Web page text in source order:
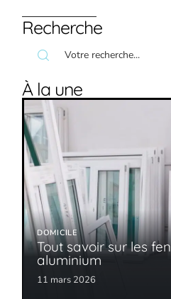
Recherche
À la une
DOMICILE
Tout savoir sur les
aluminium
11 mars 2026